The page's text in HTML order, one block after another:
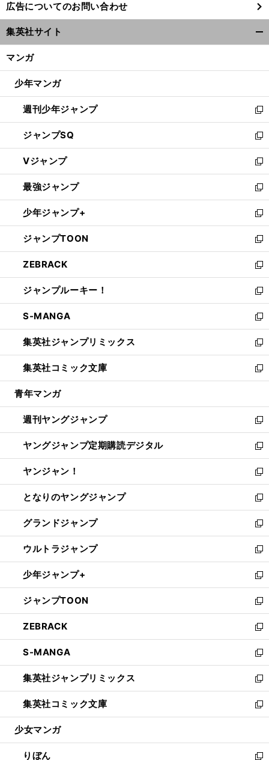
い
ウ
ィ
ン
ウ
開
く
広告についてのお問い合わせ
集英社サイト
マンガ
少年マンガ
週刊少年ジャンプ
新
し
い
ウ
ィ
ン
ド
ウ
で
開
く
ジャンプSQ
新
し
い
ウ
ィ
ン
ド
ウ
で
開
く
Vジャンプ
新
し
い
ウ
ィ
ン
ド
ウ
で
開
く
最強ジャンプ
新
し
い
ウ
ィ
ン
ド
ウ
で
開
く
少年ジャンプ+
新
し
い
ウ
ィ
ン
ド
ウ
で
開
く
ジャンプTOON
新
し
い
ウ
ィ
ン
ド
ウ
で
開
く
ZEBRACK
新
し
い
ウ
ィ
ン
ド
ウ
で
開
ジャンプルーキー！
新
し
い
ウ
ィ
ン
ド
ウ
開
く
S-MANGA
新
し
い
ウ
ィ
ン
ウ
で
開
く
集英社ジャンプリミックス
新
し
い
ウ
ン
ド
ウ
で
開
く
集英社コミック文庫
新
し
ウ
ィ
ン
ド
ウ
で
開
く
青年マンガ
週刊ヤングジャンプ
新
し
い
ウ
ィ
ン
ド
ウ
で
開
く
ヤングジャンプ定期購読デジタル
新
し
い
ウ
ィ
ン
ド
ウ
で
開
く
ヤンジャン！
新
し
い
ウ
ィ
ン
ド
ウ
で
開
く
となりのヤングジャンプ
新
し
い
ウ
ィ
ン
ド
ウ
で
開
く
グランドジャンプ
新
し
い
ウ
ィ
ン
ド
ウ
で
開
く
ウルトラジャンプ
新
し
い
ウ
ィ
ン
ド
ウ
で
開
く
少年ジャンプ+
新
し
い
ウ
ィ
ン
ド
ウ
で
開
く
ジャンプTOON
新
し
い
ウ
ィ
ン
ド
ウ
で
開
ZEBRACK
新
し
い
ウ
ィ
ン
ド
ウ
開
く
S-MANGA
新
し
い
ウ
ィ
ン
ウ
で
集英社ジャンプリミックス
新
し
い
ウ
ン
ド
集英社コミック文庫
新
し
ウ
ィ
少女マンガ
りぼん